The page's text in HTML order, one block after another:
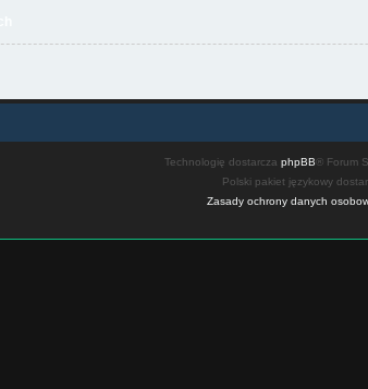
Technologię dostarcza phpBB® Forum
Polski pakiet językowy
Zasady ochrony danych